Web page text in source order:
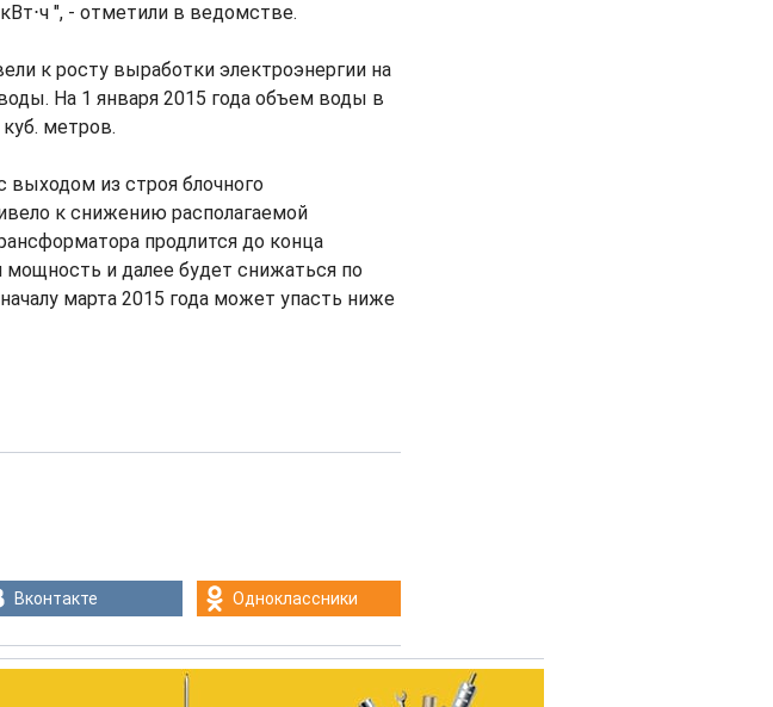
", - отметили в ведомстве.
к росту выработки электроэнергии на
На 1 января 2015 года объем воды в
метров.
выходом из строя блочного
к снижению располагаемой
продлится до конца
мощность и далее будет снижаться по
марта 2015 года может упасть ниже
Вконтакте Одноклассники